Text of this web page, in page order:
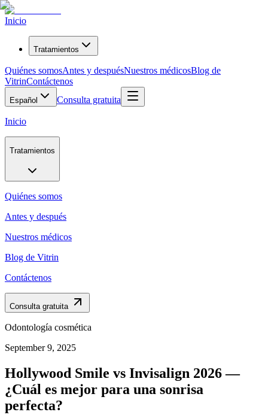
Inicio
Tratamientos
Quiénes somosAntes y despuésNuestros médicosBlog de
VitrinContáctenos
Español Consulta gratuita
Inicio
Tratamientos
Quiénes somos
Antes y después
Nuestros médicos
Blog de Vitrin
Contáctenos
Consulta gratuita
Odontología cosmética
September 9, 2025
Hollywood Smile vs Invisalign 2026 —
¿Cuál es mejor para una sonrisa
perfecta?